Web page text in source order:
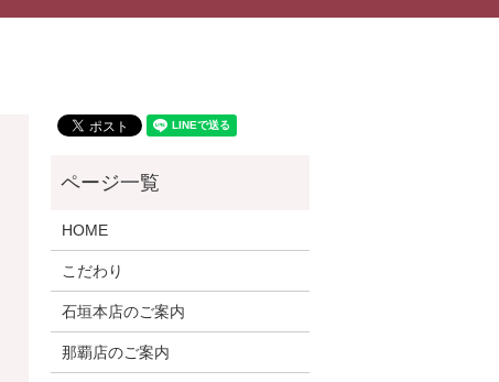
HOME
こだわり
石垣本店のご案内
那覇店のご案内